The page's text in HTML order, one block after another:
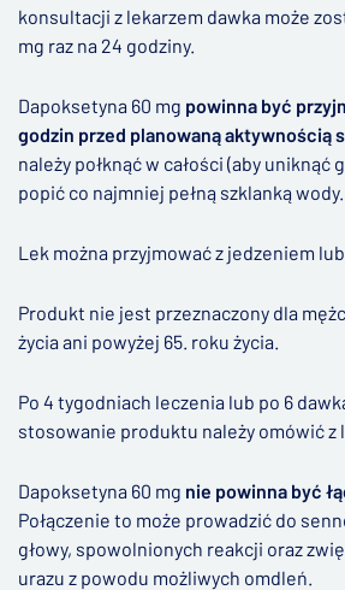
konsultacji z lekarzem dawka może
mg raz na 24 godziny.
Dapoksetyna 60 mg powinna być
godzin przed planowaną aktywnością
należy połknąć w całości (aby uniknąć
popić co najmniej pełną szklanką wody.
Lek można przyjmować z jedzeniem
Produkt nie jest przeznaczony dla
życia ani powyżej 65. roku życia.
Po 4 tygodniach leczenia lub po 6
stosowanie produktu należy omówić z
Dapoksetyna 60 mg nie powinna być
Połączenie to może prowadzić do
głowy, spowolnionych reakcji oraz
urazu z powodu możliwych omdleń.